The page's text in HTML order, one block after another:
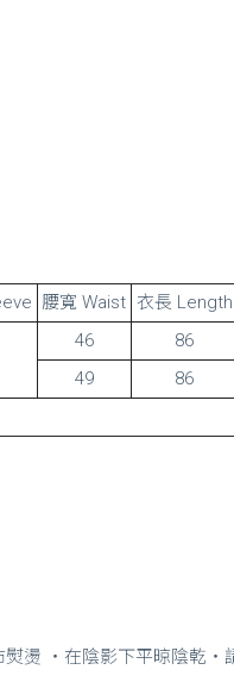
腰寬 Waist 衣長 Length
46
86
49
86
燙 ・在陰影下平晾陰乾・